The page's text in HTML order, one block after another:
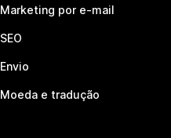
Marketing por e-mail
SEO
Envio
Moeda e tradução